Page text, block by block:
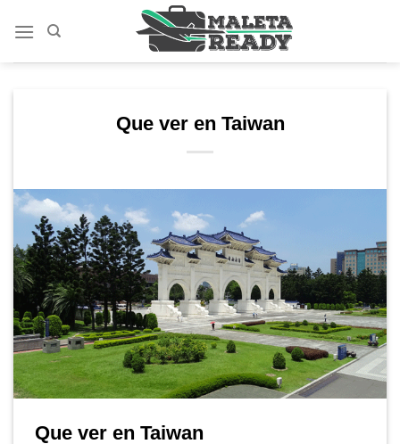
Que ver en Taiwan
Que ver en Taiwan